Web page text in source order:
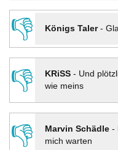
👎
Königs Taler-
👎
KRiSS- Und
wie meins
👎 Marvin Schädle-
mich warten